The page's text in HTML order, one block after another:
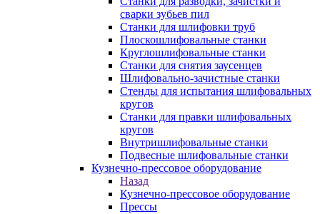
сварки зубьев пил
Станки для шлифовки труб
Плоскошлифовальные станки
Круглошлифовальные станки
Станки для снятия заусенцев
Шлифовально-зачистные станки
Стенды для испытания шлифовальных
кругов
Станки для правки шлифовальных
кругов
Внутришлифовальные станки
Подвесные шлифовальные станки
Кузнечно-прессовое оборудование
Назад
Кузнечно-прессовое оборудование
Прессы